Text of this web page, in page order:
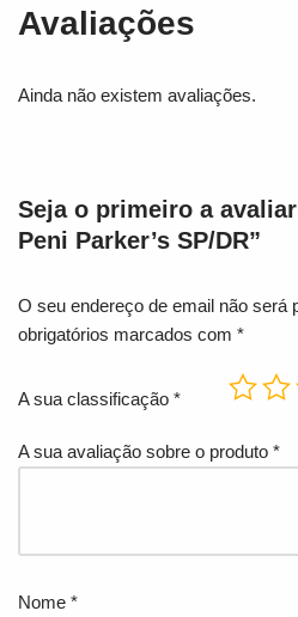
Avaliações
Ainda não existem avaliações.
Seja o primeiro a
Peni Parker’s SP/DR”
O seu endereço de email não será
obrigatórios marcados com *
A sua classificação *
A sua avaliação sobre o produto *
Nome *